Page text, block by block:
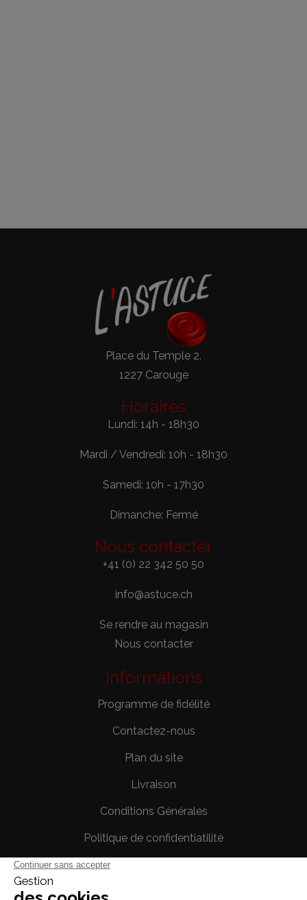
Place du Temple 2.
1227 Carouge
Horaires
Lundi: 14h - 18h30
Mardi / Vendredi: 10h - 18h30
Samedi: 10h - 17h30
Dimanche: Fermé
Nous contacter
+41 (0) 22 342 50 50
info@astuce.ch
Se rendre au magasin
Nous contacter
Informations
Programme de fidélité
Contactez-nous
Plan du site
Livraison
Conditions Générales
Politique de confidentiatilité